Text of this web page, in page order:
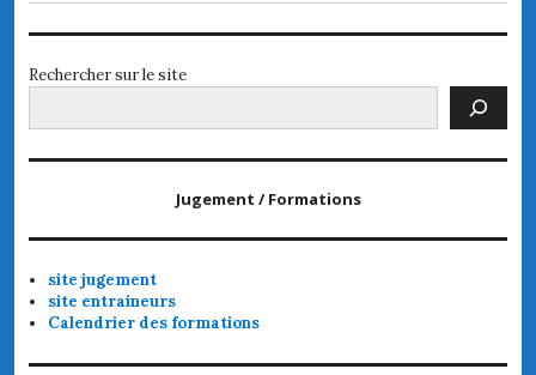
post:
Rechercher sur le site
Jugement / Formations
site jugement
site entraineurs
Calendrier des formations